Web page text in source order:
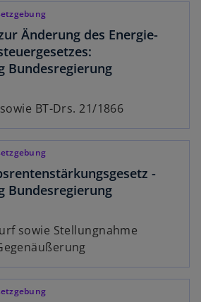
Änderung des Energie-
Bundesregierung
BT-Drs. 21/1866
-
Bundesregierung
sowie Stellungnahme